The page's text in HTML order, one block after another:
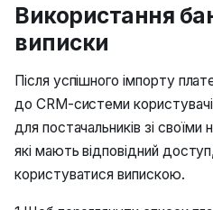
Використання
виписки
Після успішного імпорту
до CRM-системи
для постачальників зі своїми
які мають відповідний
користуватися випискою.